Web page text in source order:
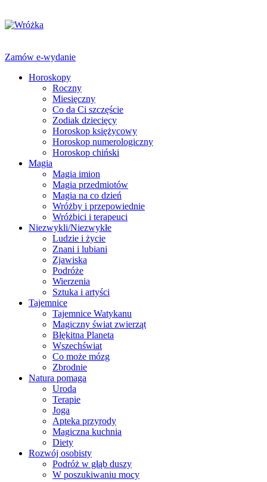
Zamów e-wydanie
Horoskopy
Roczny
Miesięczny
Co da Ci szczęście
Zodiak dziecięcy
Horoskop księżycowy
Horoskop numerologiczny
Horoskop chiński
Magia
Magia imion
Magia przedmiotów
Magia na co dzień
Wróżby i przepowiednie
Wróżbici i terapeuci
Niezwykli/Niezwykłe
Ludzie i życie
Znani i lubiani
Zjawiska
Podróże
Wierzenia
Sztuka i artyści
Tajemnice
Tajemnice Watykanu
Magiczny świat zwierząt
Błękitna Planeta
Wszechświat
Co może mózg
Zbrodnie
Natura pomaga
Uroda
Terapie
Joga
Apteka przyrody
Magiczna kuchnia
Diety
Rozwój osobisty
Podróż w głąb duszy
W poszukiwaniu mocy